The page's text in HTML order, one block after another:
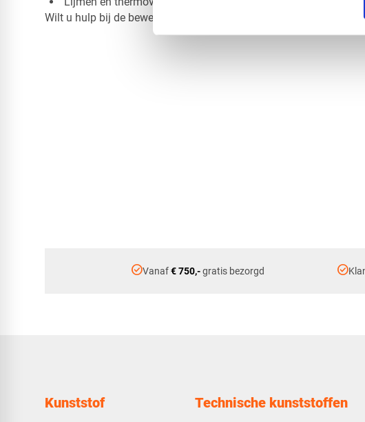
Wilt u hulp bij de bewerking? Onze specialisten staan voor u klaar.
check_circleVanaf€ 750,-gratis bezorgd check_circle
Kunststof Technische kunststoffen